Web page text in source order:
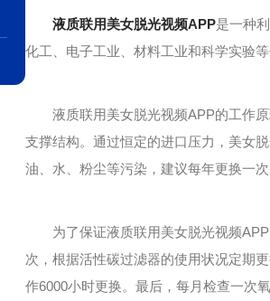
液质联用美女脱光视频APP是一种
化工、电子工业、材料工业和科学实验等
液质联用美女脱光视频APP的工作原
支撑结构。通过恒定的进口压力，美女
油、水、粉尘等污染，建议每年更换一次
为了保证液质联用美女脱光视频APP
次，根据活性碳过滤器的使用状况定期
作6000小时更换。最后，每月检查一次